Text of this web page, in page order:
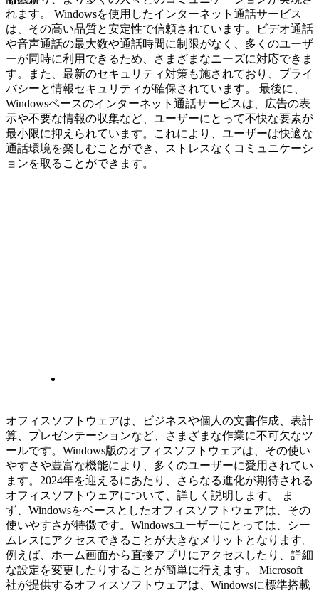
れます。 Windowsを使用したインターネット通話サービス
は、その高い品質と安定性で信頼されています。ビデオ通話
や音声通話の最大数や通話時間に制限がなく、多くのユーザ
ーが同時に利用できるため、さまざまなニーズに対応できま
す。また、最新のセキュリティ対策も施されており、プライ
バシーと情報セキュリティが確保されています。 最後に、
Windowsベースのインターネット通話サービスは、広告の表
示や不要な情報の収集など、ユーザーにとって不快な要素が
最小限に抑えられています。これにより、ユーザーは快適な
通話環境を楽しむことができ、ストレスなくコミュニケーシ
ョンを取ることができます。
オフィスソフトウェアは、ビジネスや個人の文書作成、表計
算、プレゼンテーションなど、さまざまな作業に不可欠なツ
ールです。Windows版のオフィスソフトウェアは、その使い
やすさや豊富な機能により、多くのユーザーに愛用されてい
ます。2024年を迎えるにあたり、さらなる進化が期待される
オフィスソフトウェアについて、詳しく説明します。 ま
ず、Windowsをベースとしたオフィスソフトウェアは、その
使いやすさが特徴です。Windowsユーザーにとっては、シー
ムレスにアクセスできることが大きなメリットとなります。
例えば、ホーム画面から直接アプリにアクセスしたり、詳細
な設定を変更したりすることが簡単に行えます。 Microsoft
社が提供するオフィスソフトウェアは、Windowsに標準搭載